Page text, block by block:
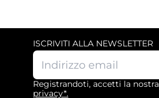
ISCRIVITI ALLA NEWSLETTER
Registrandoti, accetti la nostra
privacy*.